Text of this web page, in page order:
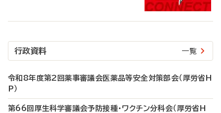
行政資料 一覧
令和8年度第2回薬事審議会医薬品等安全対策部会（厚労省H
P）
第66回厚生科学審議会予防接種・ワクチン分科会（厚労省H